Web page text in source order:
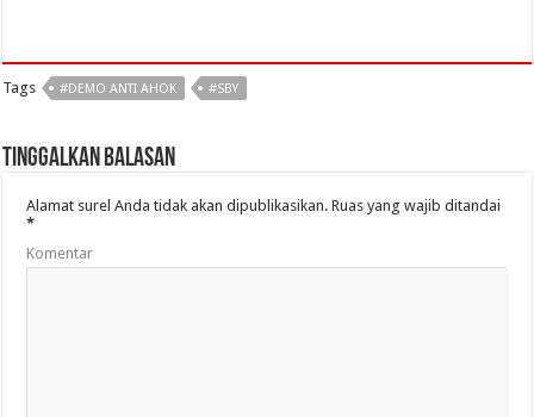
Tags #DEMO ANTI AHOK #SBY
Tinggalkan Balasan
Alamat surel Anda tidak akan dipublikasikan. Ruas yang wajib ditandai
*
Komentar